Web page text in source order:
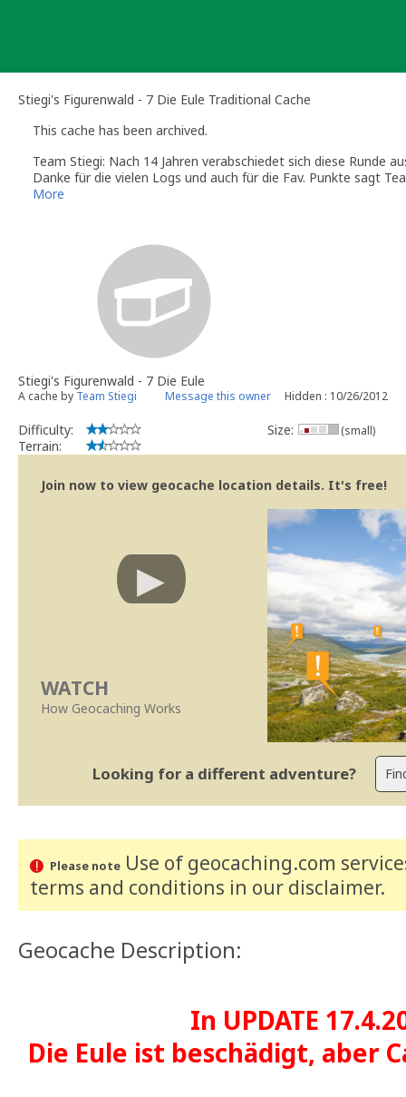
Stiegi's Figurenwald - 7 Die Eule Traditional Cache
This cache has been archived.
Team Stiegi: Nach 14 Jahren verabschiedet sich diese Runde
Danke für die vielen Logs und auch für die Fav. Punkte sagt
More
Stiegi's Figurenwald - 7 Die Eule
A cache by Team Stiegi Message this owner Hidden : 10/26/2012
Difficulty:
Terrain:
Size: (small)
Join now to view geocache location details. It's free!
WATCH
How Geocaching Works
Looking for a different adventure?
Please noteUse of geocaching.com
terms and conditions in our disclaimer.
Geocache Description:
In UPDATE
Die Eule ist beschädigt, aber